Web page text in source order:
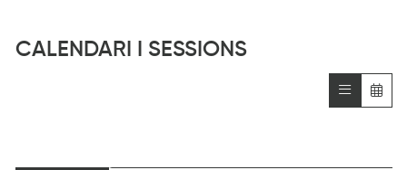
CALENDARI I SESSIONS